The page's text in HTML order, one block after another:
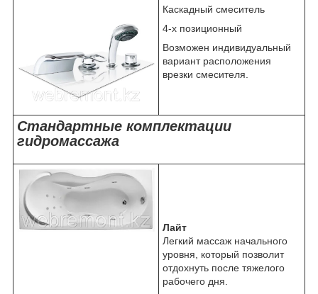
Каскадный смеситель
4-х позиционный
Возможен индивидуальный
вариант расположения
врезки смесителя.
Стандартные комплектации
гидромассажа
Лайт
Легкий массаж начального
уровня, который позволит
отдохнуть после тяжелого
рабочего дня.